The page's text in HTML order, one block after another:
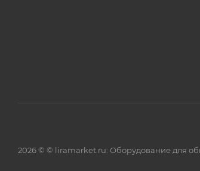
2026 © © liramarket.ru: Оборудование для